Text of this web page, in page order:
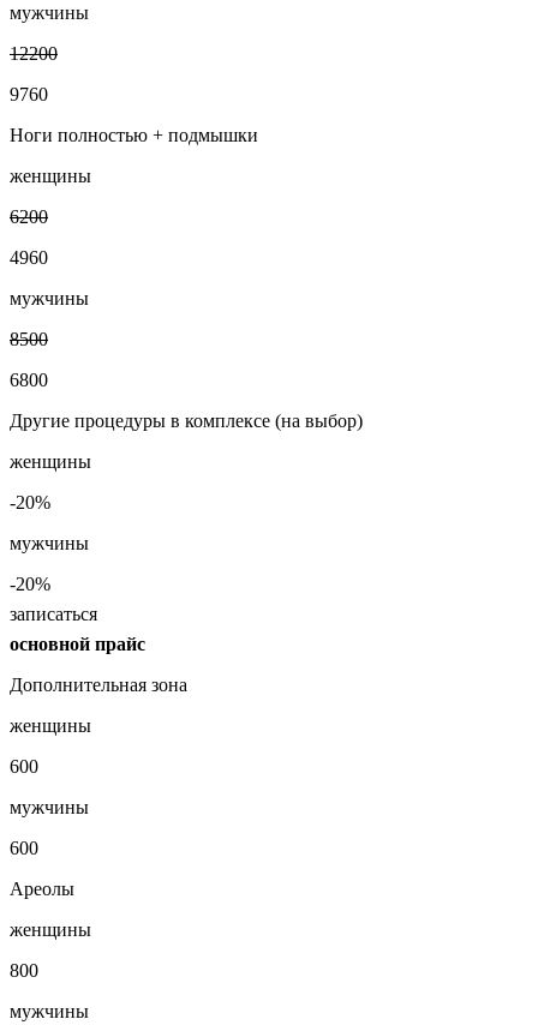
мужчины
12200
9760
Ноги полностью + подмышки
женщины
6200
4960
мужчины
8500
6800
Другие процедуры в комплексе (на выбор)
женщины
-20%
мужчины
-20%
записаться
основной прайс
Дополнительная зона
женщины
600
мужчины
600
Ареолы
женщины
800
мужчины